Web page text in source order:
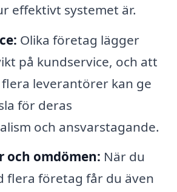
effektivt systemet är.
Olika företag lägger
på kundservice, och att
leverantörer kan ge
för deras
och ansvarstagande.
och omdömen: När du
flera företag får du även